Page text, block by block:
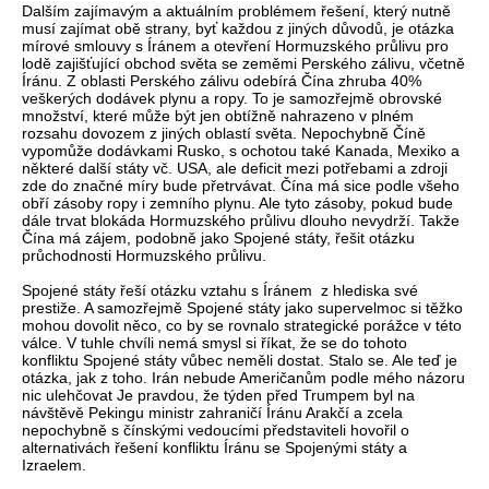
Dalším zajímavým a aktuálním problémem řešení, který nutně
musí zajímat obě strany, byť každou z jiných důvodů, je otázka
mírové smlouvy s Íránem a otevření Hormuzského průlivu pro
lodě zajišťující obchod světa se zeměmi Perského zálivu, včetně
Íránu. Z oblasti Perského zálivu odebírá Čína zhruba 40%
veškerých dodávek plynu a ropy. To je samozřejmě obrovské
množství, které může být jen obtížně nahrazeno v plném
rozsahu dovozem z jiných oblastí světa. Nepochybně Číně
vypomůže dodávkami Rusko, s ochotou také Kanada, Mexiko a
některé další státy vč. USA, ale deficit mezi potřebami a zdroji
zde do značné míry bude přetrvávat. Čína má sice podle všeho
obří zásoby ropy i zemního plynu. Ale tyto zásoby, pokud bude
dále trvat blokáda Hormuzského průlivu dlouho nevydrží. Takže
Čína má zájem, podobně jako Spojené státy, řešit otázku
průchodnosti Hormuzského průlivu.
Spojené státy řeší otázku vztahu s Íránem z hlediska své
prestiže. A samozřejmě Spojené státy jako supervelmoc si těžko
mohou dovolit něco, co by se rovnalo strategické porážce v této
válce. V tuhle chvíli nemá smysl si říkat, že se do tohoto
konfliktu Spojené státy vůbec neměli dostat. Stalo se. Ale teď je
otázka, jak z toho. Irán nebude Američanům podle mého názoru
nic ulehčovat Je pravdou, že týden před Trumpem byl na
návštěvě Pekingu ministr zahraničí Íránu Arakčí a zcela
nepochybně s čínskými vedoucími představiteli hovořil o
alternativách řešení konfliktu Íránu se Spojenými státy a
Izraelem.